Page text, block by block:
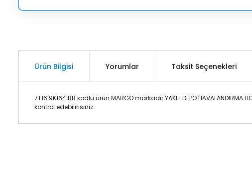
Ürün Bilgisi Yorumlar Taksit Seçenekleri
7T16 9K164 BB kodlu ürün MARGO markadır.YAKIT DEPO
kontrol edebilirisiniz.